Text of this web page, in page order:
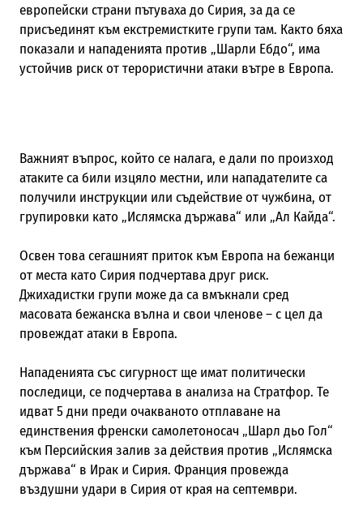
европейски страни пътуваха до Сирия, за да се
присъединят към екстремистките групи там. Както бяха
показали и нападенията против „Шарли Ебдо“, има
устойчив риск от терористични атаки вътре в Европа.
Важният въпрос, който се налага, е дали по произход
атаките са били изцяло местни, или нападателите са
получили инструкции или съдействие от чужбина, от
групировки като „Ислямска държава“ или „Ал Кайда“.
Освен това сегашният приток към Европа на бежанци
от места като Сирия подчертава друг риск.
Джихадистки групи може да са вмъкнали сред
масовата бежанска вълна и свои членове – с цел да
провеждат атаки в Европа.
Нападенията със сигурност ще имат политически
последици, се подчертава в анализа на Стратфор. Те
идват 5 дни преди очакваното отплаване на
единствения френски самолетоносач „Шарл дьо Гол“
към Персийския залив за действия против „Ислямска
държава“ в Ирак и Сирия. Франция провежда
въздушни удари в Сирия от края на септември.